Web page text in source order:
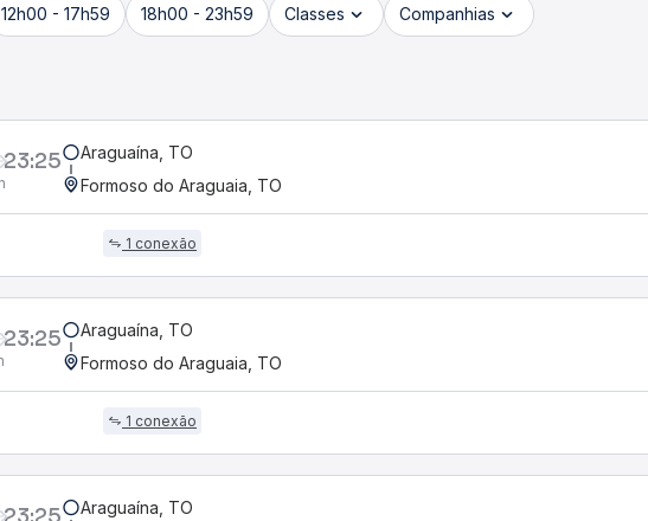
12h00 - 17h59 18h00 - 23h59 Classes Companhias
23:25
Araguaína, TO
Formoso do Araguaia, TO
1 conexão
23:25
Araguaína, TO
Formoso do Araguaia, TO
1 conexão
23:25
Araguaína, TO